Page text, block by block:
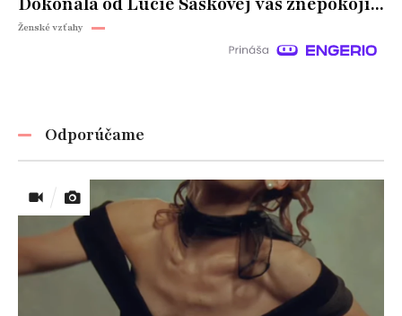
Ženské vzťahy
Odporúčame